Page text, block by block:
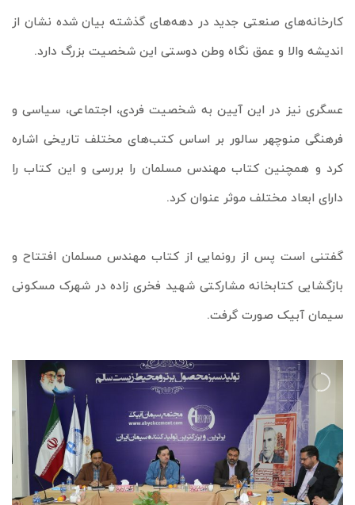
کارخانه‌های صنعتی جدید در دهه‌های گذشته بیان شده نشان از
اندیشه والا و عمق نگاه وطن دوستی این شخصیت بزرگ دارد.
عسگری نیز در این آیین به شخصیت فردی، اجتماعی، سیاسی و
فرهنگی منوچهر سالور بر اساس کتب‌های مختلف تاریخی اشاره
کرد و همچنین کتاب مهندس مسلمان را بررسی و این کتاب را
دارای ابعاد مختلف موثر عنوان کرد.
گفتنی است پس از رونمایی از کتاب مهندس مسلمان افتتاح و
بازگشایی کتابخانه مشارکتی شهید فخری زاده در شهرک مسکونی
سیمان آبیک صورت گرفت.